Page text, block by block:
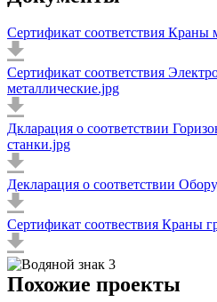
Сертификат соответствия Краны
Сертификат соответствия
металлические.jpg
Дкларация о соответствии
станки.jpg
Декларация о соответствии
Сертификат соотвествия Краны
Похожие проекты